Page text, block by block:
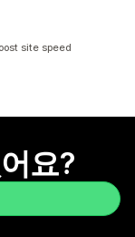
site speed
요?